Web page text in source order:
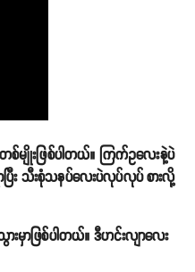
မျိုးဖြစ်ပါတယ်။ ကြက်ဥလေးနဲ့ပဲ
ပြီး သီးစုံသနပ်လေးပဲလုပ်လုပ် စားလို့
းမှာဖြစ်ပါတယ်။ ဒီဟင်းလျာလေး